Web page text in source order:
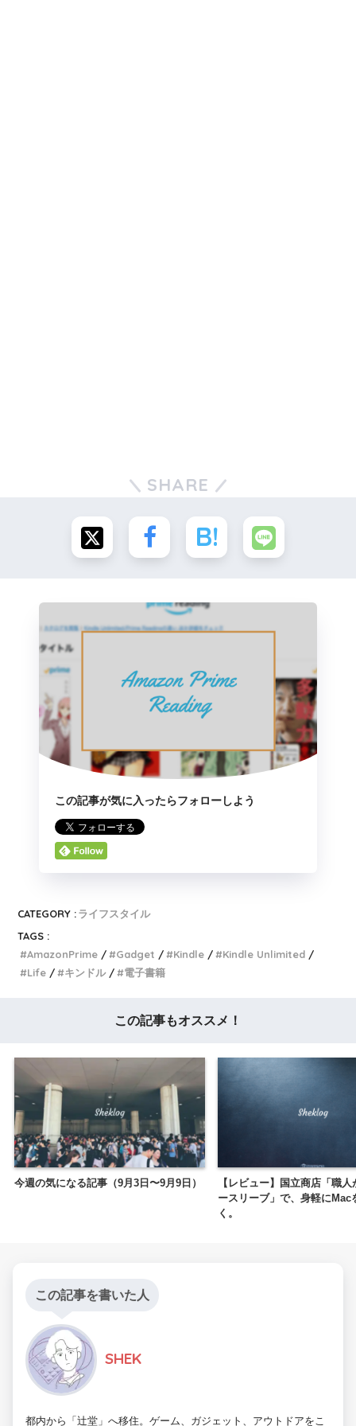
SHARE
この記事が気に入ったらフォローしよう
CATEGORY :ライフスタイル
TAGS :
AmazonPrime
Gadget Kindle
Kindle Unlimited
Life
キンドル 電子書籍
この記事もオススメ！
今週の気になる記事（9月3日〜9月9日）
【レビュー】国立商店「職
ースリーブ」で、身軽にMac
く。
この記事を書いた人
SHEK
都内から「辻堂」へ移住。ゲーム、ガジェット、アウトドアをこ